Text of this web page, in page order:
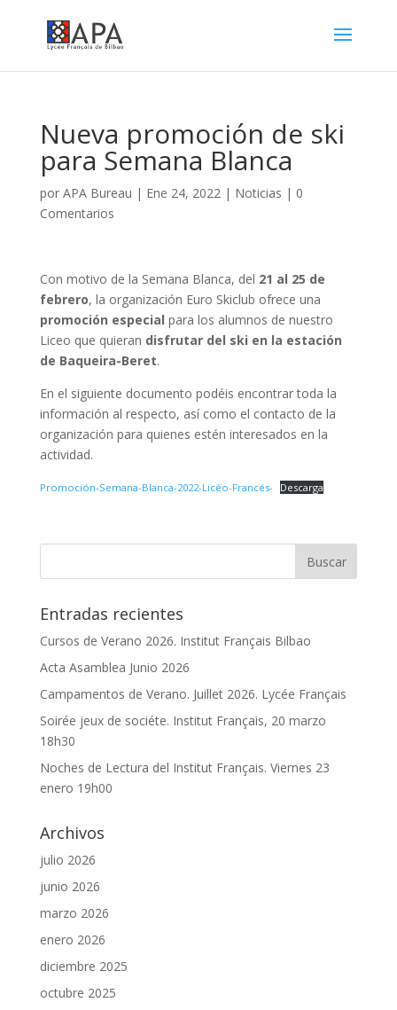
Nueva promoción de ski
para Semana Blanca
por APA Bureau | Ene 24, 2022| Noticias | 0
Comentarios
Con motivo de la Semana Blanca, del 21 al 25 de
febrero, la organización Euro Skiclub ofrece una
promoción especial para los alumnos de nuestro
Liceo que quieran disfrutar del ski en la estación
de Baqueira-Beret.
En el siguiente documento podéis encontrar toda la
información al respecto, así como el contacto de la
organización para quienes estén interesados en la
actividad.
Promoción-Semana-Blanca-2022-Licéo-Francés- Descarga
Entradas recientes
Cursos de Verano 2026. Institut Français Bilbao
Acta Asamblea Junio 2026
Campamentos de Verano. Juillet 2026. Lycée Français
Soirée jeux de sociéte. Institut Français, 20 marzo
18h30
Noches de Lectura del Institut Français. Viernes 23
enero 19h00
Archivos
julio 2026
junio 2026
marzo 2026
enero 2026
diciembre 2025
octubre 2025